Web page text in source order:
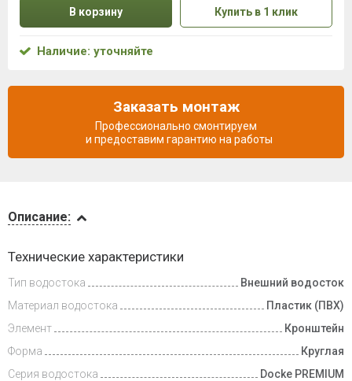
и оплата
Описание:
Технические характеристики
Тип водостока
Внешний водосток
Материал водостока
Пластик (ПВХ)
Элемент
Кронштейн
Форма
Круглая
Серия водостока
Docke PREMIUM
В корзину Купить в 1 клик
Наличие: уточняйте
Заказать монтаж
Профессионально смонтируем
и предоставим гарантию на работы